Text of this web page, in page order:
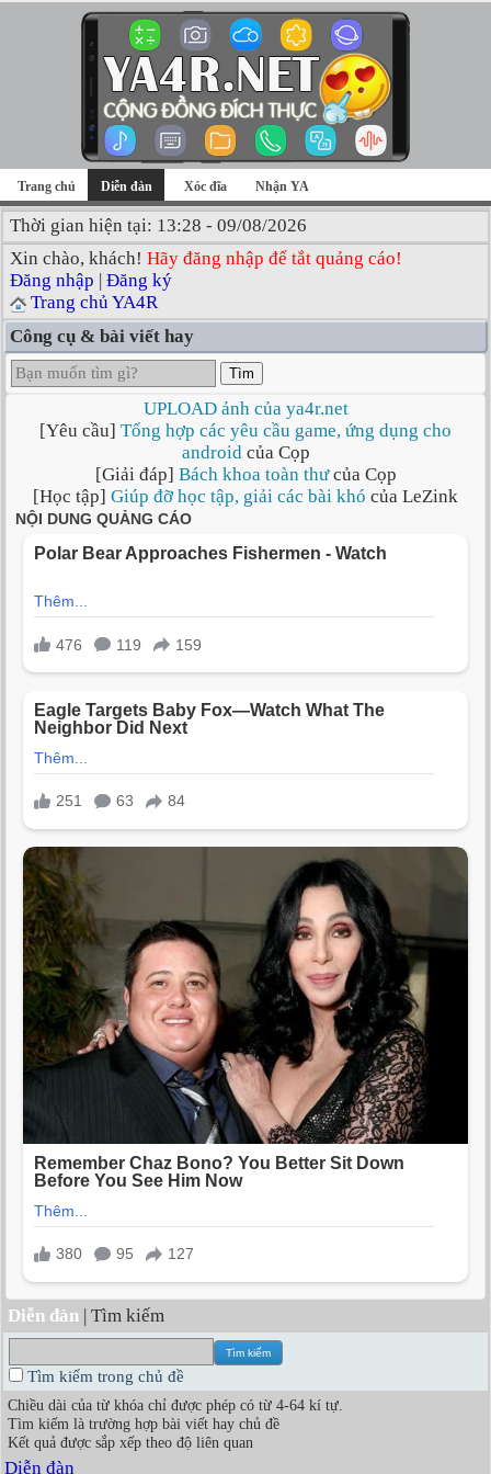
Trang chủ Diễn đàn Xóc đĩa Nhận YA
Thời gian hiện tại: 13:28 - 09/08/2026
Xin chào, khách! Hãy đăng nhập để tắt quảng cáo!
Đăng nhập | Đăng ký
Trang chủ YA4R
Công cụ & bài viết hay
Tìm
UPLOAD ảnh của ya4r.net
[Yêu cầu] Tổng hợp các yêu cầu game, ứng dụng cho
androidcủa Cọp
[Giải đáp] Bách khoa toàn thưcủa Cọp
[Học tập] Giúp đỡ học tập, giải các bài khó của LeZink
Diễn đàn | Tìm kiếm
Tìm kiếm trong chủ đề
Chiều dài của từ khóa chỉ được phép có từ 4-64 kí tự.
Tìm kiếm là trường hợp bài viết hay chủ đề
Kết quả được sắp xếp theo độ liên quan
Diễn đàn